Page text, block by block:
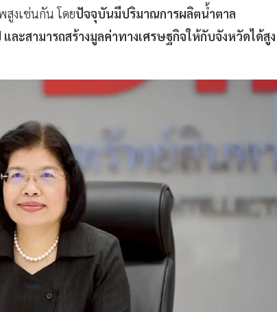
งเช่นกัน โดยปัจจุบันมีปริมาณการผลิตน้ำตาล
ละสามารถสร้างมูลค่าทางเศรษฐกิจให้กับจังหวัดได้สูง